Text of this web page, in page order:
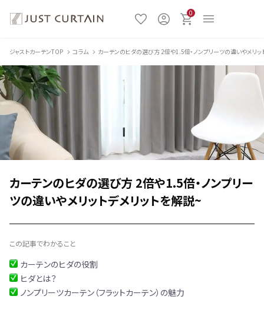
0
ジャストカーテンTOP コラム カーテンのヒダの選び方 2倍や1.5倍・ノンプリーツの違いやメリッ
カーテンのヒダの選び方 2倍や1.5倍・ノンプリー
ツの違いやメリットデメリットを解説~
この記事でわかること
カーテンのヒダの役割
ヒダとは？
ノンプリーツカーテン（フラットカーテン）の魅力